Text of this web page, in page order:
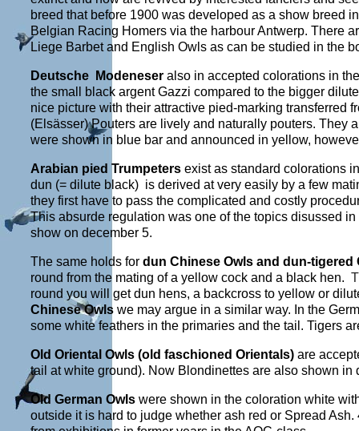
breed that before 1900 was developed as a show breed
Belgian Racing Homers via the harbour Antwerp. There
Liege Barbet and English Owls as can be studied in the
Deutsche Modeneser also in accepted colorations in
the small black argent Gazzi compared to the bigger
nice picture with their attractive pied-marking transferred
(Elsässer) Pouters are lively and naturally pouters. They
were shown in blue bar and announced in yellow,
Arabian pied Trumpeters exist as standard colorations
dun (= dilute black) is derived at very easily by a few
they first have to pass the complicated and costly
This absurde regulation was one of the topics disussed
show on december 5.
The same holds for dun Chinese Owls and dun-tigered
round from the mating of a yellow cock and a black hen.
round you will get dun hens, a backcross to yellow or
Chinese Owls we may argue in a similar way. In the
some white feathers in the primaries and the tail. Tigers
Old Oriental Owls (old faschioned Orientals) are
tail at white ground). Now Blondinettes are also shown in
Old German Owls were shown in the coloration white
outside it is hard to judge whether ash red or Spread